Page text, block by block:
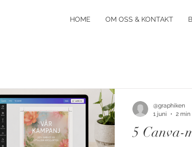
HOME OM OSS & KONTAKT
5 Canva-
@graphiken
1 juni
2 min